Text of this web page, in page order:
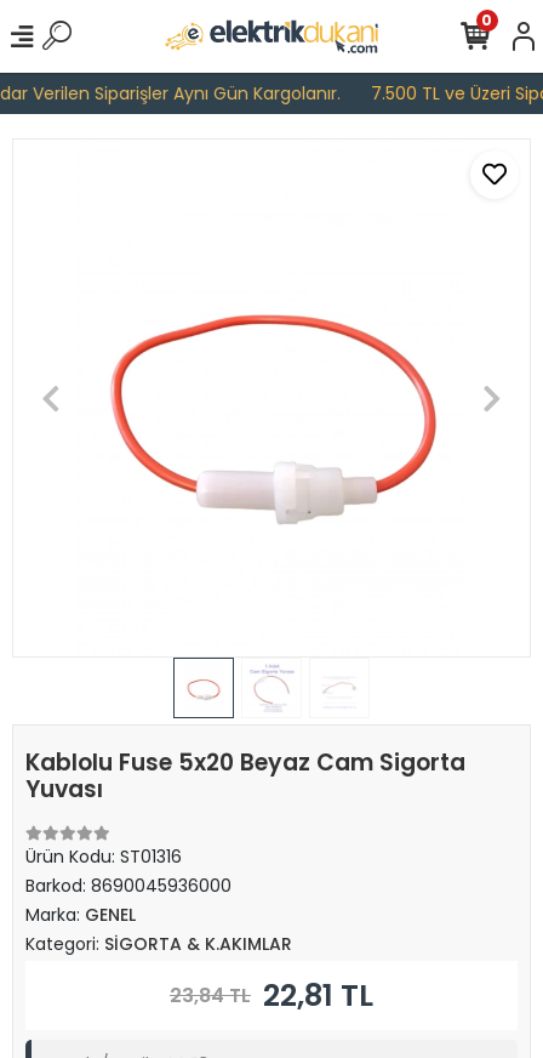
Verilen Siparişler Aynı Gün Kargolanır. 7.500 TL ve Üzeri
0
Kablolu Fuse 5x20 Beyaz Cam Sigorta
Yuvası
Ürün Kodu: ST01316
Barkod: 8690045936000
Marka: GENEL
Kategori: SİGORTA & K.AKIMLAR
23,84 TL 22,81 TL